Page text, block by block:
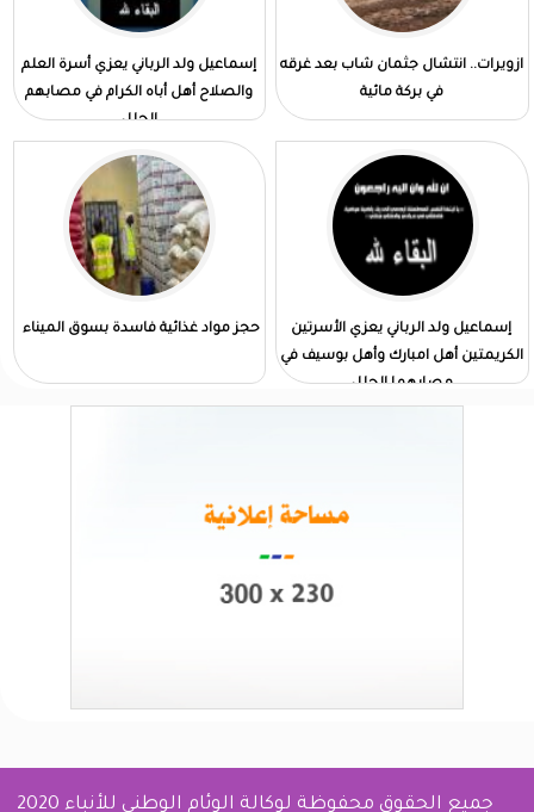
ازويرات.. انتشال جثمان شاب بعد غرقه
في بركة مائية
إسماعيل ولد الرباني يعزي أسرة العلم
والصلاح أهل أباه الكرام في مصابهم
الجلل
إسماعيل ولد الرباني يعزي الأسرتين
الكريمتين أهل امبارك وأهل بوسيف في
مصابهما الجلل
حجز مواد غذائية فاسدة بسوق الميناء
جميع الحقوق محفوظة لوكالة الوئام الوطني للأنباء 2020